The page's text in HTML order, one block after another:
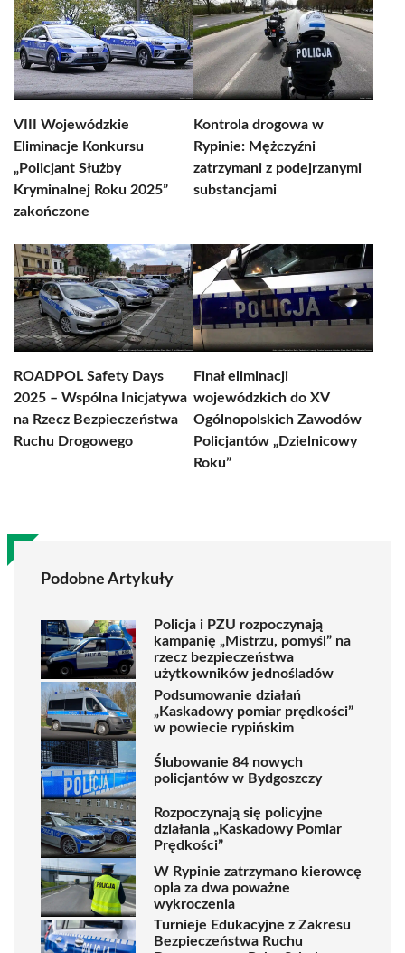
VIII Wojewódzkie
Eliminacje Konkursu
„Policjant Służby
Kryminalnej Roku 2025”
zakończone
Kontrola drogowa w
Rypinie: Mężczyźni
zatrzymani z podejrzanymi
substancjami
ROADPOL Safety Days
2025 – Wspólna Inicjatywa
na Rzecz Bezpieczeństwa
Ruchu Drogowego
Finał eliminacji
wojewódzkich do XV
Ogólnopolskich Zawodów
Policjantów „Dzielnicowy
Roku”
Podobne Artykuły
Policja i PZU rozpoczynają
kampanię „Mistrzu, pomyśl” na
rzecz bezpieczeństwa
użytkowników jednośladów
Podsumowanie działań
„Kaskadowy pomiar prędkości”
w powiecie rypińskim
Ślubowanie 84 nowych
policjantów w Bydgoszczy
Rozpoczynają się policyjne
działania „Kaskadowy Pomiar
Prędkości”
W Rypinie zatrzymano kierowcę
opla za dwa poważne
wykroczenia
Turnieje Edukacyjne z Zakresu
Bezpieczeństwa Ruchu